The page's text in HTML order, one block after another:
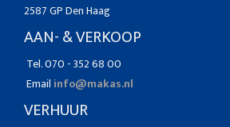
2587 GP Den Haag
AAN- & VERKOOP
Tel. 070 - 352 68 00
Email info@makas.nl
VERHUUR